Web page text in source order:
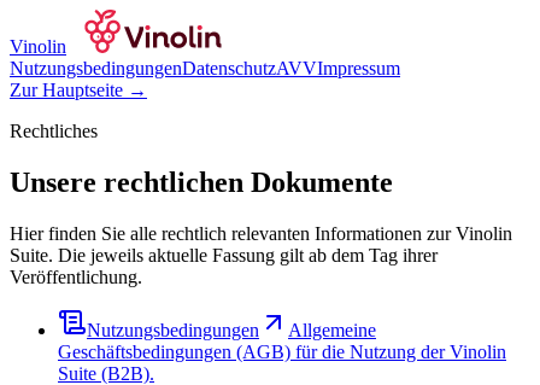
Vinolin
NutzungsbedingungenDatenschutzAVVImpressum
Zur Hauptseite →
Rechtliches
Unsere rechtlichen Dokumente
Hier finden Sie alle rechtlich relevanten Informationen zur Vinolin
Suite. Die jeweils aktuelle Fassung gilt ab dem Tag ihrer
Veröffentlichung.
Nutzungsbedingungen
Allgemeine
Geschäftsbedingungen (AGB) für die Nutzung der Vinolin
Suite (B2B).